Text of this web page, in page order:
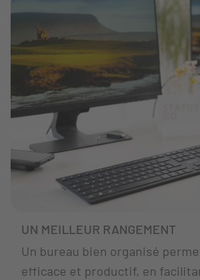
UN MEILLEUR RANGEMENT
Un bureau bien organisé
efficace et productif, en